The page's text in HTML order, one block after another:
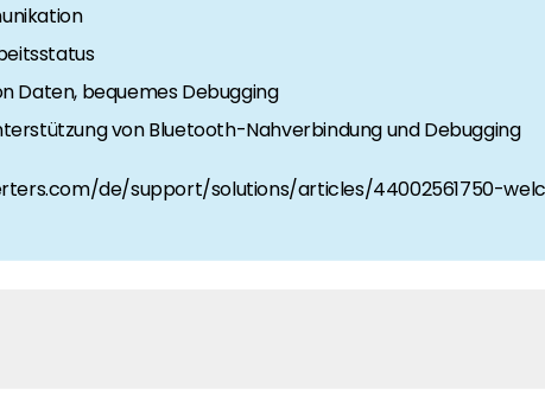
Daten, bequemes Debugging
von Bluetooth-Nahverbindung und Debugging
de/support/solutions/articles/44002561750-